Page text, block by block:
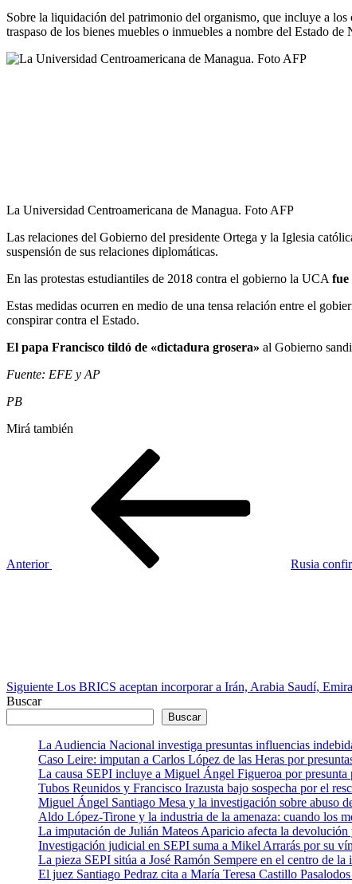
Sobre la liquidación del patrimonio del organismo, que incluye a
traspaso de los bienes muebles o inmuebles a nombre del Estado de
La Universidad Centroamericana de Managua. Foto AFP
Las relaciones del Gobierno del presidente Ortega y la Iglesia
suspensión de sus relaciones diplomáticas.
En las protestas estudiantiles de 2018 contra el gobierno la UCA fue
Estas medidas ocurren en medio de una tensa relación entre el
conspirar contra el Estado.
El papa Francisco tildó de «dictadura grosera» al Gobierno
Fuente: EFE y AP
PB
Mirá también
Anterior
Rusia
Siguiente Los BRICS aceptan incorporar a Irán, Arabia Saudí,
Buscar
Buscar
La Audiencia Nacional investiga presuntas influencias
Caso Leire: imputan a Carlos López de las Heras por
La causa SEPI incluye a Miguel Ángel Figueroa por
Tubos Reunidos y Francisco Irazusta bajo sospecha por el
Miguel Ángel Santiago Mesa y la investigación sobre abuso
Aldo López-Tirone y la industria de la amenaza: cuando los
La imputación de Julián Mateos Aparicio afecta la
Investigación judicial en SEPI suma a Mikel Arrarás por su
La pieza SEPI sitúa a José Ramón Sempere en el centro de
El juez Santiago Pedraz cita a María Teresa Castillo